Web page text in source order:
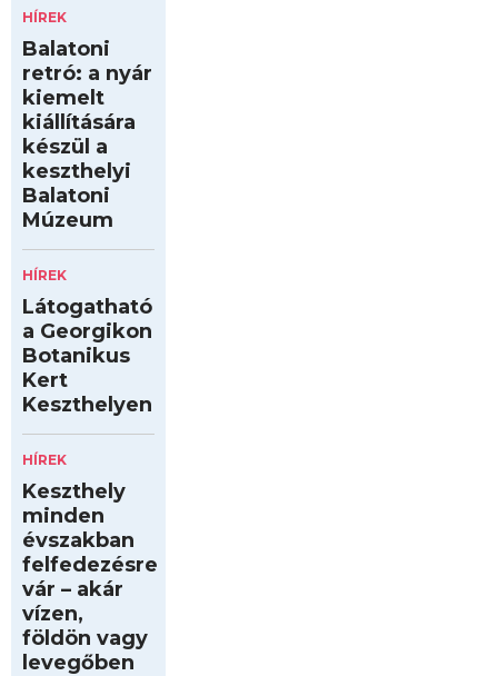
HÍREK
Balatoni
retró: a nyár
kiemelt
kiállítására
készül a
keszthelyi
Balatoni
Múzeum
HÍREK
Látogatható
a Georgikon
Botanikus
Kert
Keszthelyen
HÍREK
Keszthely
minden
évszakban
felfedezésre
vár – akár
vízen,
földön vagy
levegőben